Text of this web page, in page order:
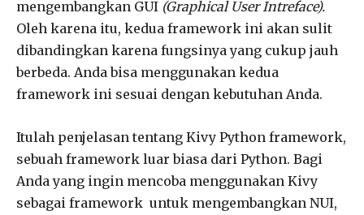
mengembangkan GUI (Graphical User Intreface).
Oleh karena itu, kedua framework ini akan sulit
dibandingkan karena fungsinya yang cukup jauh
berbeda. Anda bisa menggunakan kedua
framework ini sesuai dengan kebutuhan Anda.
Itulah penjelasan tentang Kivy Python framework,
sebuah framework luar biasa dari Python. Bagi
Anda yang ingin mencoba menggunakan Kivy
sebagai framework untuk mengembangkan NUI,